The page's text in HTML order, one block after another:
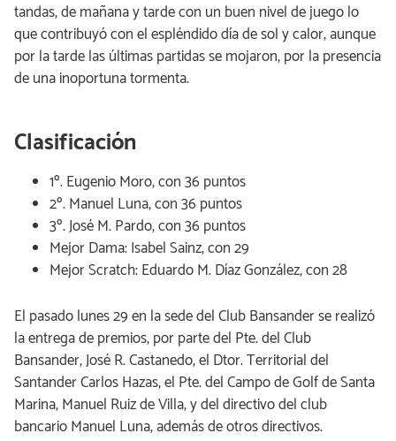
tandas, de mañana y tarde con un buen nivel de juego lo
que contribuyó con el espléndido día de sol y calor, aunque
por la tarde las últimas partidas se mojaron, por la presencia
de una inoportuna tormenta.
Clasificación
1º. Eugenio Moro, con 36 puntos
2º. Manuel Luna, con 36 puntos
3º. José M. Pardo, con 36 puntos
Mejor Dama: Isabel Sainz, con 29
Mejor Scratch: Eduardo M. Díaz González, con 28
El pasado lunes 29 en la sede del Club Bansander se realizó
la entrega de premios, por parte del Pte. del Club
Bansander, José R. Castanedo, el Dtor. Territorial del
Santander Carlos Hazas, el Pte. del Campo de Golf de Santa
Marina, Manuel Ruiz de Villa, y del directivo del club
bancario Manuel Luna, además de otros directivos.